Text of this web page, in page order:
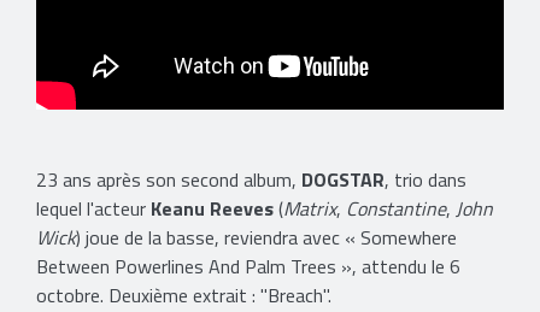
23 ans après son second album, DOGSTAR, trio dans
lequel l'acteur Keanu Reeves(Matrix, Constantine, John
Wick) joue de la basse, reviendra avec « Somewhere
Between Powerlines And Palm Trees », attendu le 6
octobre. Deuxième extrait : "Breach".